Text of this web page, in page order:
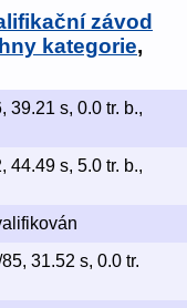
závod
kategorie,
39.21 s, 0.0 tr. b.,
44.49 s, 5.0 tr. b.,
31.52 s, 0.0 tr.